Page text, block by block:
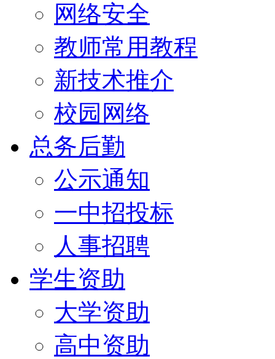
网络安全
教师常用教程
新技术推介
校园网络
总务后勤
公示通知
一中招投标
人事招聘
学生资助
大学资助
高中资助